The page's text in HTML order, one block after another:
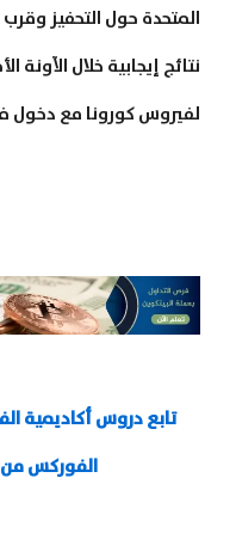
المتحدة حول التحفيز
نتائج إيجابية خلال
لفيروس كورونا مع دخول
الفوركس من